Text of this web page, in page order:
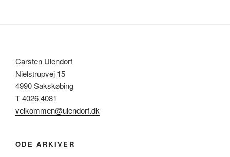
Carsten Ulendorf
Nielstrupvej 15
4990 Sakskøbing
T 4026 4081
velkommen@ulendorf.dk
ODE ARKIVER